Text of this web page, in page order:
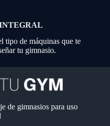
tipo de máquinas que te
tu gimnasio.
de gimnasios para uso